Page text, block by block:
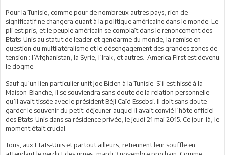
Pour la Tunisie, comme pour de nombreux autres pays, rien de
significatif ne changera quant à la politique américaine dans le monde. Le
pli est pris, et le peuple américain se complaît dans le renoncement des
Etats-Unis au statut de leader et gendarme du monde, la remise en
question du multilatéralisme et le désengagement des grandes zones de
tension : l’Afghanistan, la Syrie, l’Irak, et autres. America First est devenu
le dogme.
Sauf qu’un lien particulier unit Joe Biden à la Tunisie. S’il est hissé à la
Maison-Blanche, il se souviendra sans doute de la relation personnelle
qu’il avait tissée avec le président Béji Caïd Essebsi. Il doit sans doute
garder le souvenir du petit-déjeuner auquel il avait convié l’hôte officiel
des Etats-Unis dans sa résidence privée, le jeudi 21 mai 2015. Ce jour-là, le
moment était crucial.
Tous, aux Etats-Unis et partout ailleurs, retiennent leur souffle en